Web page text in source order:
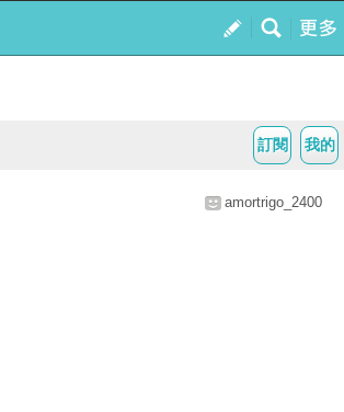
我的
訂閱
amortrigo_2400